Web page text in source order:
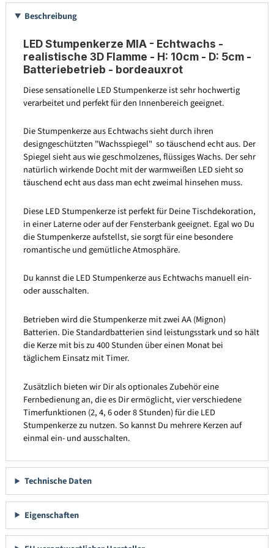
Beschreibung
LED Stumpenkerze MIA - Echtwachs -
realistische 3D Flamme - H: 10cm - D: 5cm -
Batteriebetrieb - bordeauxrot
Diese sensationelle LED Stumpenkerze ist sehr hochwertig
verarbeitet und perfekt für den Innenbereich geeignet.
Die Stumpenkerze aus Echtwachs sieht durch ihren
designgeschützten "Wachsspiegel" so täuschend echt aus. Der
Spiegel sieht aus wie geschmolzenes, flüssiges Wachs. Der sehr
natürlich wirkende Docht mit der warmweißen LED sieht so
täuschend echt aus dass man echt zweimal hinsehen muss.
Diese LED Stumpenkerze ist perfekt für Deine Tischdekoration,
in einer Laterne oder auf der Fensterbank geeignet. Egal wo Du
die Stumpenkerze aufstellst, sie sorgt für eine besondere
romantische und gemütliche Atmosphäre.
Du kannst die LED Stumpenkerze aus Echtwachs manuell ein-
oder ausschalten.
Betrieben wird die Stumpenkerze mit zwei AA (Mignon)
Batterien. Die Standardbatterien sind leistungsstark und so hält
die Kerze mit bis zu 400 Stunden über einen Monat bei
täglichem Einsatz mit Timer.
Zusätzlich bieten wir Dir als optionales Zubehör eine
Fernbedienung an, die es Dir ermöglicht, vier verschiedene
Timerfunktionen (2, 4, 6 oder 8 Stunden) für die LED
Stumpenkerze zu nutzen. So kannst Du mehrere Kerzen auf
einmal ein- und ausschalten.
Technische Daten
Eigenschaften